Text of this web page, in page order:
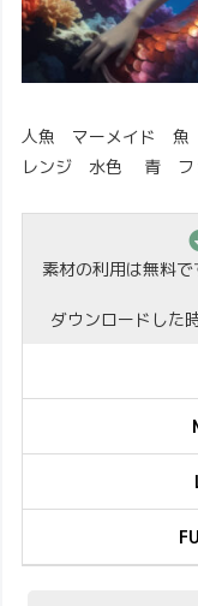
人魚 マーメイド
レンジ 水色 青 フ
素材の利用は無料で
ダウンロードした